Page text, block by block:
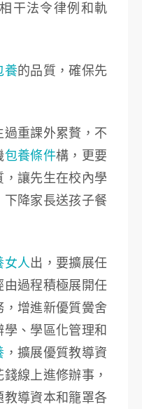
干法令律例和軌
養的品質，確保先
過重課外累贅，不
包養條件構，更要
讓先生在校內學
降家長送孩子餐
女人出，要擴展任
過程積極展開任
增進新優質黌舍
、學區化管理和
，擴展優質教導資
線上進修辦事，
導資本和籠罩各